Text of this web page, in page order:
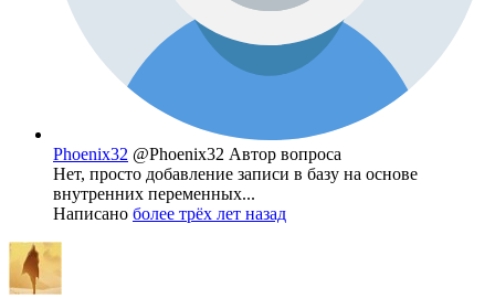
Phoenix32 @Phoenix32 Автор вопроса
Нет, просто добавление записи в базу на основе
внутренних переменных...
Написано более трёх лет назад